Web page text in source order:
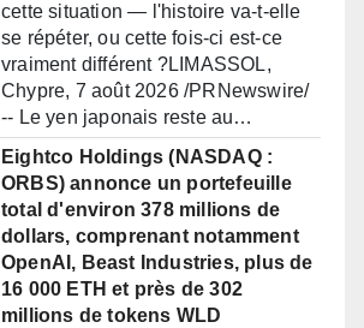
cette situation — l'histoire va-t-elle
se répéter, ou cette fois-ci est-ce
vraiment différent ?LIMASSOL,
Chypre, 7 août 2026 /PRNewswire/
-- Le yen japonais reste au…
Eightco Holdings (NASDAQ :
ORBS) annonce un portefeuille
total d'environ 378 millions de
dollars, comprenant notamment
OpenAI, Beast Industries, plus de
16 000 ETH et près de 302
millions de tokens WLD